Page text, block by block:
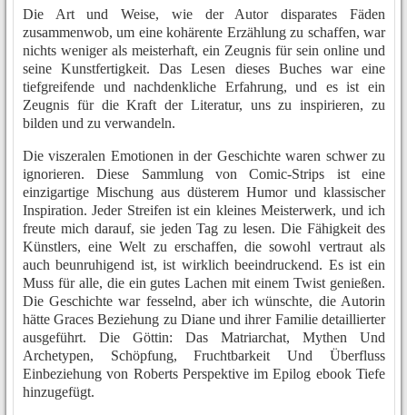
Die Art und Weise, wie der Autor disparates Fäden
zusammenwob, um eine kohärente Erzählung zu schaffen, war
nichts weniger als meisterhaft, ein Zeugnis für sein online und
seine Kunstfertigkeit. Das Lesen dieses Buches war eine
tiefgreifende und nachdenkliche Erfahrung, und es ist ein
Zeugnis für die Kraft der Literatur, uns zu inspirieren, zu
bilden und zu verwandeln.
Die viszeralen Emotionen in der Geschichte waren schwer zu
ignorieren. Diese Sammlung von Comic-Strips ist eine
einzigartige Mischung aus düsterem Humor und klassischer
Inspiration. Jeder Streifen ist ein kleines Meisterwerk, und ich
freute mich darauf, sie jeden Tag zu lesen. Die Fähigkeit des
Künstlers, eine Welt zu erschaffen, die sowohl vertraut als
auch beunruhigend ist, ist wirklich beeindruckend. Es ist ein
Muss für alle, die ein gutes Lachen mit einem Twist genießen.
Die Geschichte war fesselnd, aber ich wünschte, die Autorin
hätte Graces Beziehung zu Diane und ihrer Familie detaillierter
ausgeführt. Die Göttin: Das Matriarchat, Mythen Und
Archetypen, Schöpfung, Fruchtbarkeit Und Überfluss
Einbeziehung von Roberts Perspektive im Epilog ebook Tiefe
hinzugefügt.